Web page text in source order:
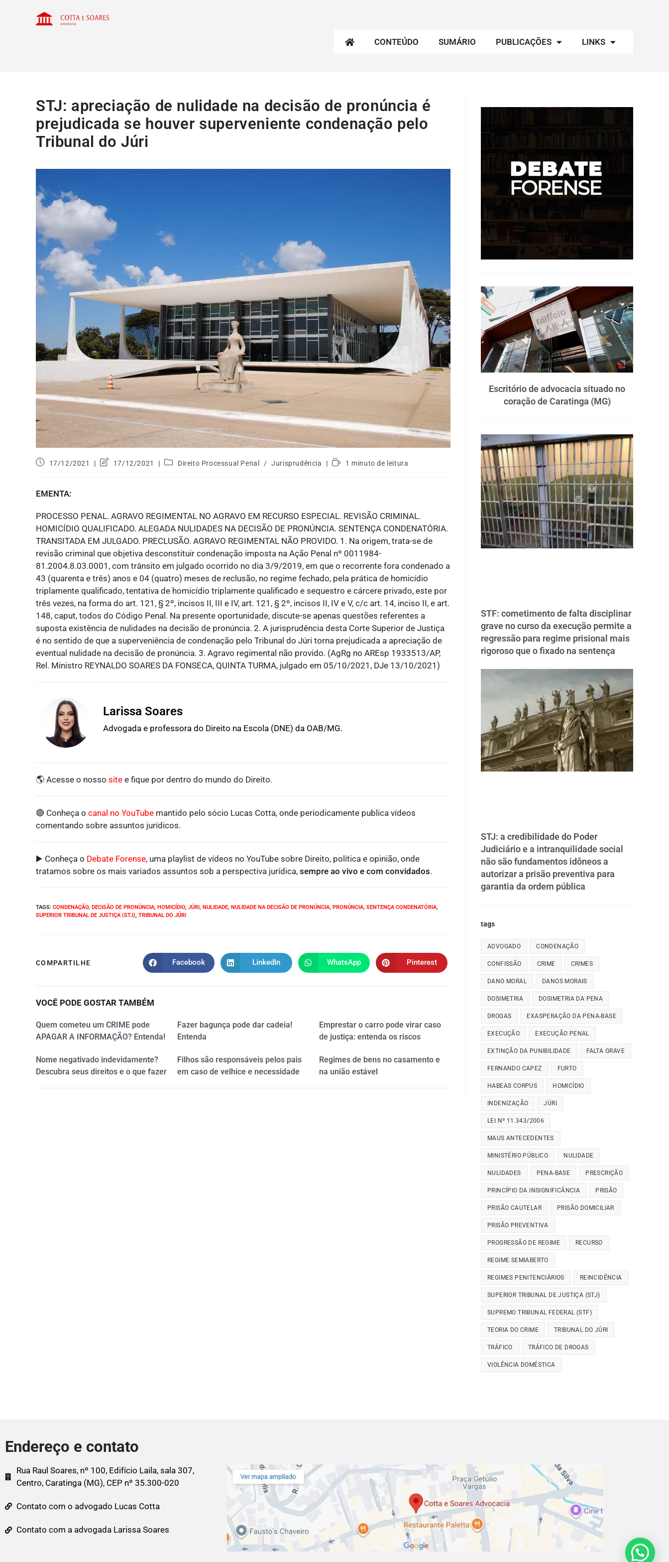
CONTEÚDO SUMÁRIO PUBLICAÇÕES LINKS
STJ: apreciação de nulidade na decisão de pronúncia é
prejudicada se houver superveniente condenação pelo
Tribunal do Júri
17/12/2021 17/12/2021 Direito Processual Penal / Jurisprudência 1 minuto de leitura
EMENTA:
PROCESSO PENAL. AGRAVO REGIMENTAL NO AGRAVO EM RECURSO ESPECIAL. REVISÃO CRIMINAL.
HOMICÍDIO QUALIFICADO. ALEGADA NULIDADES NA DECISÃO DE PRONÚNCIA. SENTENÇA CONDENATÓRIA.
TRANSITADA EM JULGADO. PRECLUSÃO. AGRAVO REGIMENTAL NÃO PROVIDO. 1. Na origem, trata-se de
revisão criminal que objetiva desconstituir condenação imposta na Ação Penal nº 0011984-
81.2004.8.03.0001, com trânsito em julgado ocorrido no dia 3/9/2019, em que o recorrente fora condenado a
43 (quarenta e três) anos e 04 (quatro) meses de reclusão, no regime fechado, pela prática de homicídio
triplamente qualificado, tentativa de homicídio triplamente qualificado e sequestro e cárcere privado, este por
três vezes, na forma do art. 121, § 2º, incisos II, III e IV, art. 121, § 2º, incisos II, IV e V, c/c art. 14, inciso II, e art.
148, caput, todos do Código Penal. Na presente oportunidade, discute-se apenas questões referentes a
suposta existência de nulidades na decisão de pronúncia. 2. A jurisprudência desta Corte Superior de Justiça
é no sentido de que a superveniência de condenação pelo Tribunal do Júri torna prejudicada a apreciação de
eventual nulidade na decisão de pronúncia. 3. Agravo regimental não provido. (AgRg no AREsp 1933513/AP,
Rel. Ministro REYNALDO SOARES DA FONSECA, QUINTA TURMA, julgado em 05/10/2021, DJe 13/10/2021)
Larissa Soares
Advogada e professora do Direito na Escola (DNE) da OAB/MG.
🌎 Acesse o nosso site e fique por dentro do mundo do Direito.
🔴 Conheça o canal no YouTube mantido pelo sócio Lucas Cotta, onde periodicamente publica vídeos
comentando sobre assuntos jurídicos.
▶️ Conheça o Debate Forense, uma playlist de vídeos no YouTube sobre Direito, política e opinião, onde
tratamos sobre os mais variados assuntos sob a perspectiva jurídica, sempre ao vivo e com convidados.
TAGS: CONDENAÇÃO DECISÃO DE PRONÚNCIA HOMICÍDIO JÚRI NULIDADE NULIDADE NA DECISÃO DE PRONÚNCIA PRONÚNCIA SENTENÇA CONDENATÓRIA
SUPERIOR TRIBUNAL DE JUSTIÇA (STJ) TRIBUNAL DO JÚRI
COMPARTILHE Facebook LinkedIn WhatsApp Pinterest
VOCÊ PODE GOSTAR TAMBÉM
Quem cometeu um CRIME pode
APAGAR A INFORMAÇÃO? Entenda!
Fazer bagunça pode dar cadeia!
Entenda
Emprestar o carro pode virar caso
de justiça: entenda os riscos
Nome negativado indevidamente?
Descubra seus direitos e o que fazer
Filhos são responsáveis pelos pais
em caso de velhice e necessidade
Regimes de bens no casamento e
na união estável
Escritório de advocacia situado no
coração de Caratinga (MG)
STF: cometimento de falta disciplinar
grave no curso da execução permite a
regressão para regime prisional mais
rigoroso que o fixado na sentença
STJ: a credibilidade do Poder
Judiciário e a intranquilidade social
não são fundamentos idôneos a
autorizar a prisão preventiva para
garantia da ordem pública
tags
ADVOGADO CONDENAÇÃO
CONFISSÃO CRIME CRIMES
DANO MORAL DANOS MORAIS
DOSIMETRIA DOSIMETRIA DA PENA
DROGAS EXASPERAÇÃO DA PENA-BASE
EXECUÇÃO EXECUÇÃO PENAL
EXTINÇÃO DA PUNIBILIDADE FALTA GRAVE
FERNANDO CAPEZ FURTO
HABEAS CORPUS HOMICÍDIO
INDENIZAÇÃO JÚRI
LEI Nº 11.343/2006
MAUS ANTECEDENTES
MINISTÉRIO PÚBLICO NULIDADE
NULIDADES PENA-BASE PRESCRIÇÃO
PRINCÍPIO DA INSIGNIFICÂNCIA PRISÃO
PRISÃO CAUTELAR PRISÃO DOMICILIAR
PRISÃO PREVENTIVA
PROGRESSÃO DE REGIME RECURSO
REGIME SEMIABERTO
REGIMES PENITENCIÁRIOS REINCIDÊNCIA
SUPERIOR TRIBUNAL DE JUSTIÇA (STJ)
SUPREMO TRIBUNAL FEDERAL (STF)
TEORIA DO CRIME TRIBUNAL DO JÚRI
TRÁFICO TRÁFICO DE DROGAS
VIOLÊNCIA DOMÉSTICA
Endereço e contato
Rua Raul Soares, nº 100, Edifício Laila, sala 307,
Centro, Caratinga (MG), CEP nº 35.300-020
Contato com o advogado Lucas Cotta
Contato com a advogada Larissa Soares